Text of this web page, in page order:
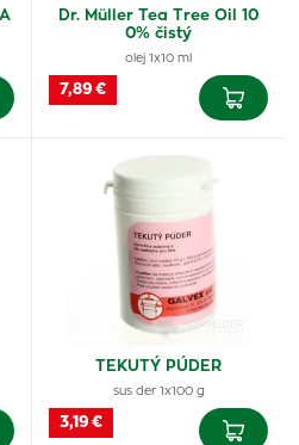
Dr. Müller Tea Tree Oil 10
0% čistý
olej 1x10 ml
7,89 €
TEKUTÝ PÚDER
sus der 1x100 g
3,19 €